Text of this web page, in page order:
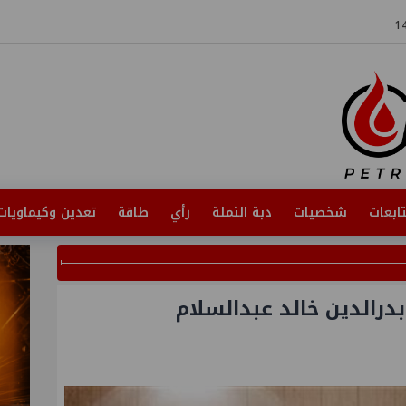
شخصيات دبة النملة رأي طاقة تعدين
خالد عبدالسلام